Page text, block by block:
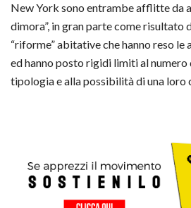
New York sono entrambe afflitte da
dimora”, in gran parte come risultato
“riforme” abitative che hanno reso
ed hanno posto rigidi limiti al
tipologia e alla possibilità di una loro